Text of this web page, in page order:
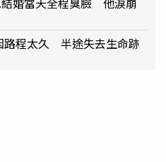
路程太久 半途失去生命跡